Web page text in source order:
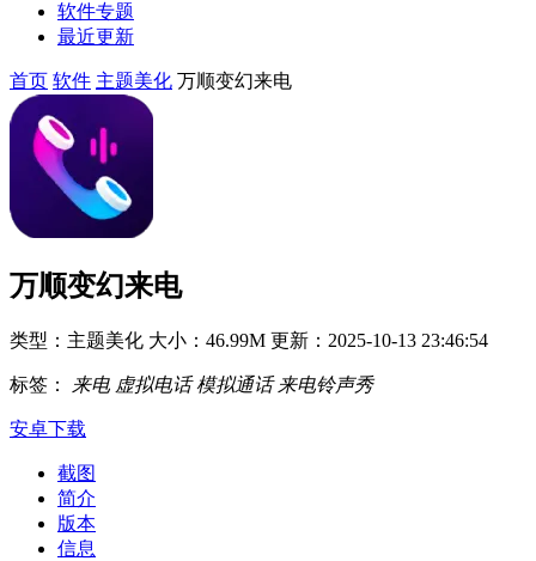
软件专题
最近更新
首页 软件 主题美化 万顺变幻来电
万顺变幻来电
类型：主题美化 大小：46.99M 更新：2025-10-13 23:46:54
标签： 来电 虚拟电话 模拟通话 来电铃声秀
安卓下载
截图
简介
版本
信息